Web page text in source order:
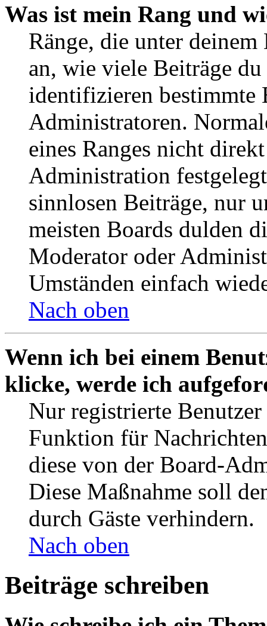
Was ist mein Rang und
Ränge, die unter deinem
an, wie viele Beiträge
identifizieren bestimmte
Administratoren.
eines Ranges nicht
Administration
sinnlosen Beiträge, nur
meisten Boards dulden
Moderator oder
Umständen einfach
Nach oben
Wenn ich bei einem
klicke, werde ich
Nur registrierte
Funktion für
diese von der Board-
Diese Maßnahme soll
durch Gäste verhindern.
Nach oben
Beiträge schreiben